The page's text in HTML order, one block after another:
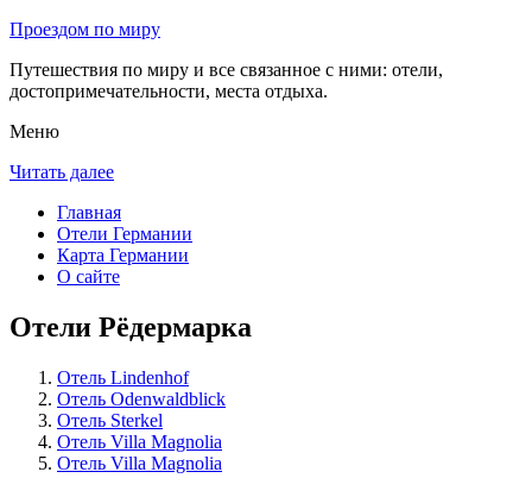
Проездом по миру
Путешествия по миру и все связанное с ними: отели,
достопримечательности, места отдыха.
Меню
Читать далее
Главная
Отели Германии
Карта Германии
О сайте
Отели Рёдермарка
Отель Lindenhof
Отель Odenwaldblick
Отель Sterkel
Отель Villa Magnolia
Отель Villa Magnolia